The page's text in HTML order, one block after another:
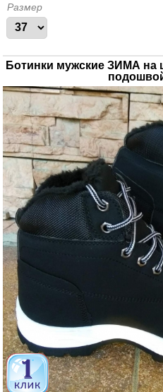
Размер
Ботинки мужские ЗИМА на